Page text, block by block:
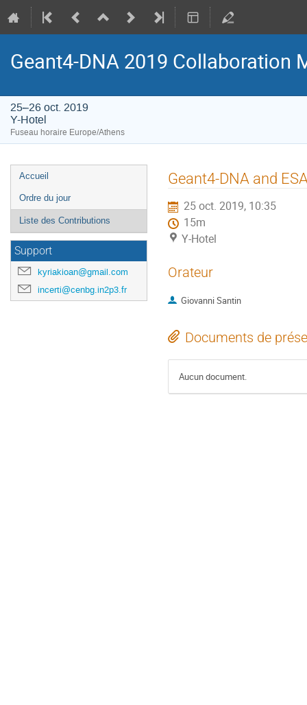
Geant4-DNA 2019 Collaboration
25–26 oct. 2019
Y-Hotel
Fuseau horaire Europe/Athens
Menu
de
l'événement
Accueil
Ordre du jour
Liste des Contributions
Support
kyriakioan@gmail.com
incerti@cenbg.in2p3.fr
Geant4-DNA and
25 oct. 2019, 10:35
15m
Y-Hotel
Orateur
Giovanni Santin
Documents de
Aucun document.